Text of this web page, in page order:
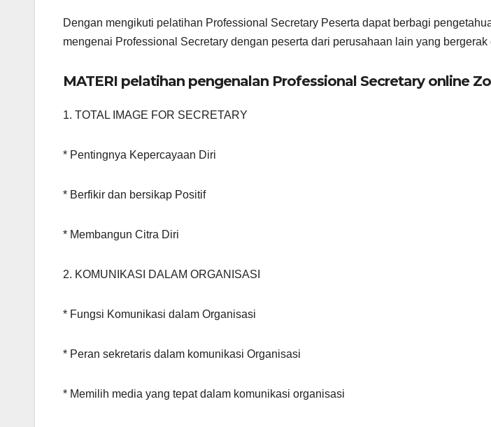
Dengan mengikuti pelatihan Professional Secretary Peserta dapat berbagi
mengenai Professional Secretary dengan peserta dari perusahaan lain yang
MATERI pelatihan pengenalan Professional Secretary online
1. TOTAL IMAGE FOR SECRETARY
* Pentingnya Kepercayaan Diri
* Berfikir dan bersikap Positif
* Membangun Citra Diri
2. KOMUNIKASI DALAM ORGANISASI
* Fungsi Komunikasi dalam Organisasi
* Peran sekretaris dalam komunikasi Organisasi
* Memilih media yang tepat dalam komunikasi organisasi